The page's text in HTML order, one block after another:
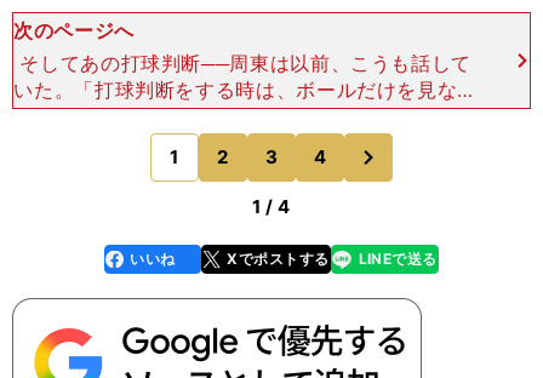
次のページへ
そしてあの打球判断──周東は以前、こうも話して
いた。「打球判断をする時は、ボールだけを見ない
ようにして、打球が飛んだ方向を見ています。とく
にセンターから左へ飛んだ打球は走っていく方向の
先になりますか
1 2 3 4
のページへ
1 / 4
faceboo
k
いいね Xでポストする
line LINEで送る